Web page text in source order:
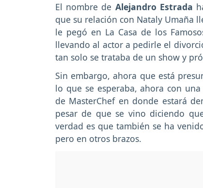
El nombre de Alejandro Estrada
que su relación con Nataly Umaña
le pegó en La Casa de los
llevando al actor a pedirle el
tan solo se trataba de un show y
Sin embargo, ahora que está
lo que se esperaba, ahora con
de MasterChef en donde estará
pesar de que se vino diciendo
verdad es que también se ha
pero en otros brazos.